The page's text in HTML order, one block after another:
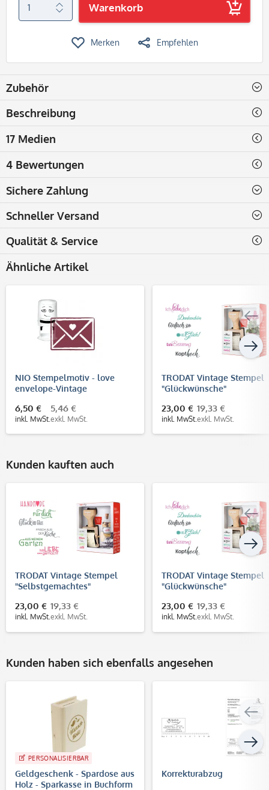
Warenkorb
Merken Empfehlen
Zubehör
Beschreibung
17 Medien
4 Bewertungen
Sichere Zahlung
Schneller Versand
Qualität & Service
Ähnliche Artikel
NIO Stempelmotiv - love
envelope-Vintage
6,50 €
inkl. MwSt.
5,46 €
exkl. MwSt.
TRODAT Vintage Stempel
"Glückwünsche"
23,00 €
inkl. MwSt.
19,33 €
exkl. MwSt.
Kunden kauften auch
TRODAT Vintage Stempel
"Selbstgemachtes"
23,00 €
inkl. MwSt.
19,33 €
exkl. MwSt.
TRODAT Vintage Stempel
"Glückwünsche"
23,00 €
inkl. MwSt.
19,33 €
exkl. MwSt.
Kunden haben sich ebenfalls angesehen
PERSONALISIERBAR
Geldgeschenk - Spardose aus
Holz - Sparkasse in Buchform
Korrekturabzug